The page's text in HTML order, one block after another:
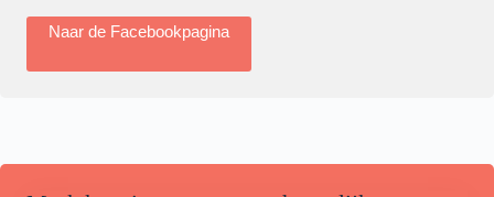
Naar de Facebookpagina